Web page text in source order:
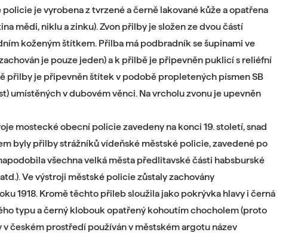
je vyrobena z tvrzené a černě lakované kůže a opatřena
mědi, niklu a zinku). Zvon přilby je složen ze dvou částí
koženým štítkem. Přilba má podbradník se šupinami ve
je pouze jeden) a k přilbě je připevněn puklicí s reliéfní
přilby je připevněn štítek v podobě propletených písmen SB
umístěných v dubovém věnci. Na vrcholu zvonu je upevněn
mostecké obecní policie zavedeny na konci 19. století, snad
byly přilby strážníků vídeňské městské policie, zavedené po
všechna velká města předlitavské části habsburské
Ve výstroji městské policie zůstaly zachovány
1918. Kromě těchto přileb sloužila jako pokrývka hlavy i černá
typu a černý klobouk opatřený kohoutím chocholem (proto
českém prostředí používán v městském argotu název